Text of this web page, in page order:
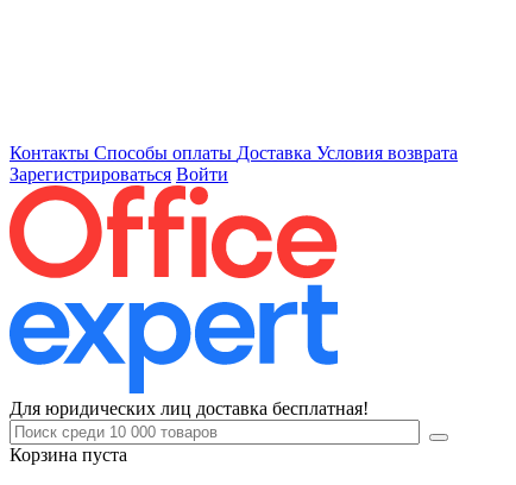
Контакты Способы оплаты Доставка Условия возврата
Зарегистрироваться Войти
Для юридических лиц доставка бесплатная!
Корзина пуста